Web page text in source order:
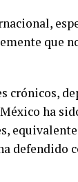
que
crónicos,
ha
defendido